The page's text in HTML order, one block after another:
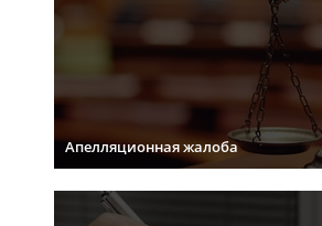
Апелляционная жалоба